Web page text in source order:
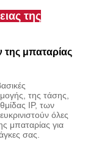
της
μπαταρίας
της τάσης,
IP, των
όλες
μπαταρίας για
σας.